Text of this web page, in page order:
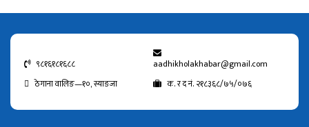
९८१६१८१६८८
aadhikholakhabar@gmail.com
ठेगाना वालिङ—१०, स्याङजा
क. र द नं. २१८३६८/७५/०७६